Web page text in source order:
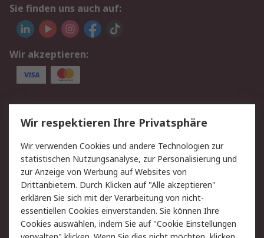
Sie finden uns auch auf:
Wir akzeptieren:
Service
Value Added Services
Lieferlösungen
Rücksendungen
Kontakt
Hilfe
Privatkunden
Rechtliches
AGB
Datenschutz
Cookie-Richtlinie
Zahlungsbedingungen
Wir respektieren Ihre Privatsphäre
Wir verwenden Cookies und andere Technologien zur
statistischen Nutzungsanalyse, zur Personalisierung und
zur Anzeige von Werbung auf Websites von
Drittanbietern. Durch Klicken auf "Alle akzeptieren"
erklären Sie sich mit der Verarbeitung von nicht-
essentiellen Cookies einverstanden. Sie können Ihre
Cookies auswählen, indem Sie auf "Cookie Einstellungen